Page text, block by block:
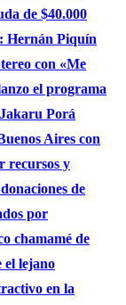
de $40.000
Hernán Piquín
con «Me
el programa
Porá
Aires con
recursos y
de
por
chamamé de
el lejano
en la